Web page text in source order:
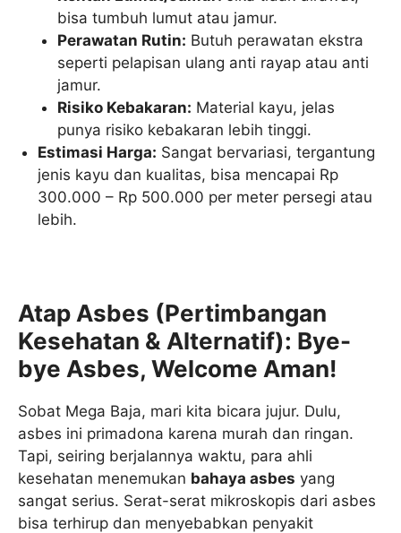
bisa tumbuh lumut atau jamur.
Perawatan Rutin: Butuh perawatan ekstra
seperti pelapisan ulang anti rayap atau anti
jamur.
Risiko Kebakaran: Material kayu, jelas
punya risiko kebakaran lebih tinggi.
Estimasi Harga: Sangat bervariasi, tergantung
jenis kayu dan kualitas, bisa mencapai Rp
300.000 – Rp 500.000 per meter persegi atau
lebih.
Atap Asbes (Pertimbangan
Kesehatan & Alternatif): Bye-
bye Asbes, Welcome Aman!
Sobat Mega Baja, mari kita bicara jujur. Dulu,
asbes ini primadona karena murah dan ringan.
Tapi, seiring berjalannya waktu, para ahli
kesehatan menemukan bahaya asbes yang
sangat serius. Serat-serat mikroskopis dari asbes
bisa terhirup dan menyebabkan penyakit